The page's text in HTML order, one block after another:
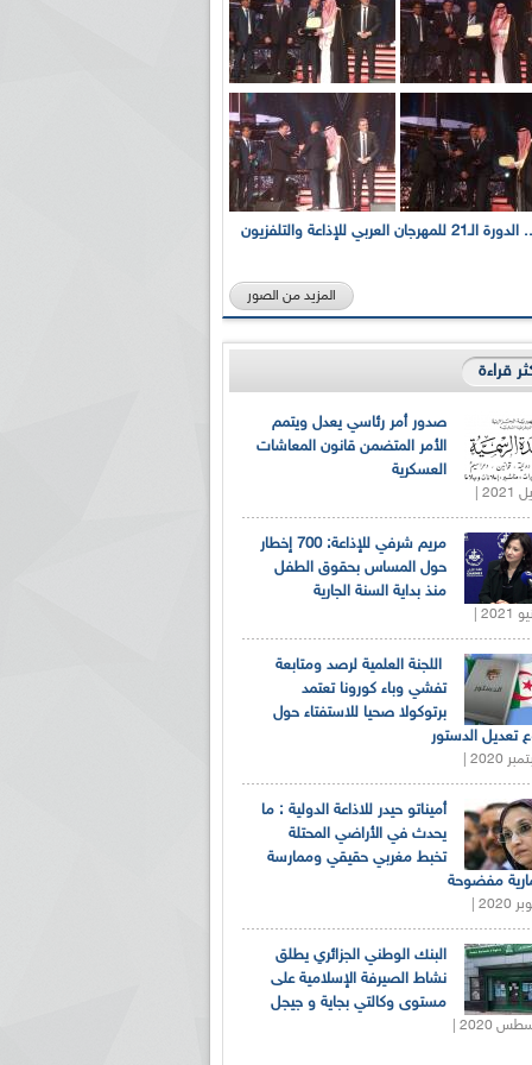
بالصور... الدورة الـ21 للمهرجان العربي للإذاعة والتلفزيون
المزيد من الصور
قراءة
صدور أمر رئاسي يعدل ويتمم
الأمر المتضمن قانون المعاشات
العسكرية
مريم شرفي للإذاعة: 700 إخطار
حول المساس بحقوق الطفل
منذ بداية السنة الجارية
اللجنة العلمية لرصد ومتابعة
تفشي وباء كورونا تعتمد
برتوكولا صحيا للاستفتاء حول
تعديل الدستور
أميناتو حيدر للاذاعة الدولية : ما
يحدث في الأراضي المحتلة
تخبط مغربي حقيقي وممارسة
مفضوحة
البنك الوطني الجزائري يطلق
نشاط الصيرفة الإسلامية على
مستوى وكالتي بجاية و جيجل